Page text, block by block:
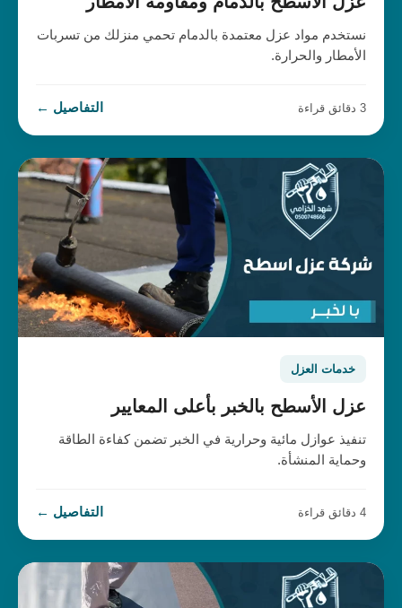
نستخدم مواد عزل معتمدة بالدمام تحمي منزلك من تسربات
الأمطار والحرارة.
3 دقائق قراءة التفاصيل ←
خدمات العزل
عزل الأسطح بالخبر بأعلى المعايير
تنفيذ عوازل مائية وحرارية في الخبر تضمن كفاءة الطاقة
وحماية المنشأة.
4 دقائق قراءة التفاصيل ←